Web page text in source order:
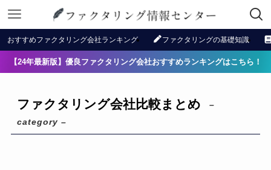
おすすめファクタリング会社ランキング ファクタリングの基礎知識
【24年最新版】優良ファクタリング会社おすすめランキングはこちら！
ファクタリング会社比較まとめ
–
category –